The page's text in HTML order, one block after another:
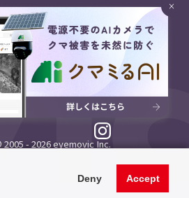
ービックはNagayaホールディン
員です
- 2026 eyemovic Inc.
×
Deny Accept